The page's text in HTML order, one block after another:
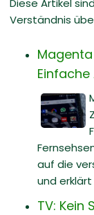
Diese Artikel
Verständnis
auf die
und
TV: Kein